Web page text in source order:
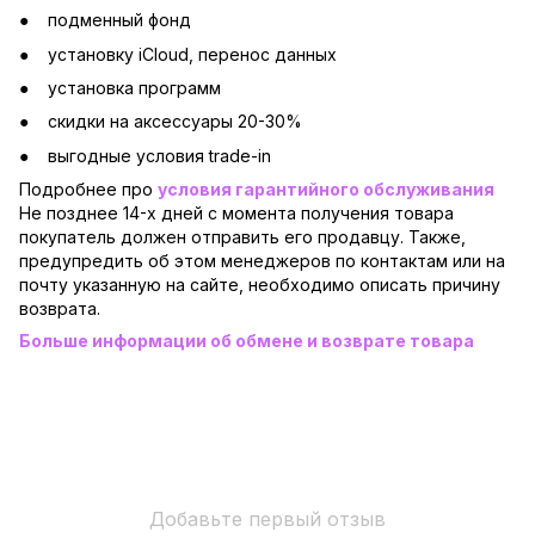
подменный фонд
установку iCloud, перенос данных
установка программ
скидки на аксессуары 20-30%
выгодные условия trade-in
Подробнее про условия гарантийного обслуживания
Не позднее 14-х дней с момента получения товара
покупатель должен отправить его продавцу. Также,
предупредить об этом менеджеров по контактам или на
почту указанную на сайте, необходимо описать причину
возврата.
Больше информации об обмене и возврате товара
Добавьте первый отзыв